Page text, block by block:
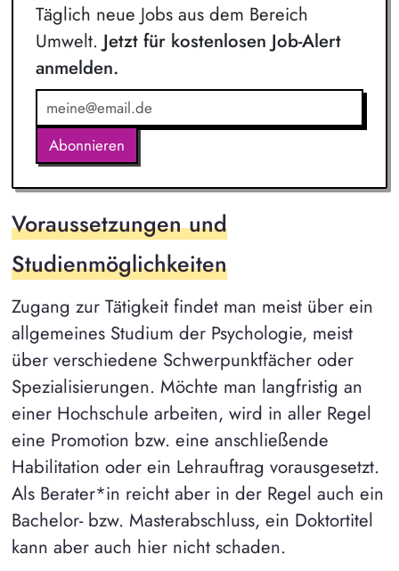
Täglich neue Jobs aus dem Bereich
Umwelt. Jetzt für kostenlosen Job-Alert
anmelden.
Abonnieren
Voraussetzungen und
Studienmöglichkeiten
Zugang zur Tätigkeit findet man meist über ein
allgemeines Studium der Psychologie, meist
über verschiedene Schwerpunktfächer oder
Spezialisierungen. Möchte man langfristig an
einer Hochschule arbeiten, wird in aller Regel
eine Promotion bzw. eine anschließende
Habilitation oder ein Lehrauftrag vorausgesetzt.
Als Berater*in reicht aber in der Regel auch ein
Bachelor- bzw. Masterabschluss, ein Doktortitel
kann aber auch hier nicht schaden.